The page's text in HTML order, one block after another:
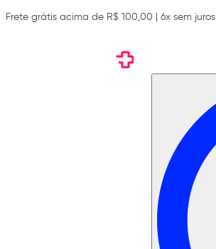
Frete grátis acima de R$ 100,00 | 6x sem juros